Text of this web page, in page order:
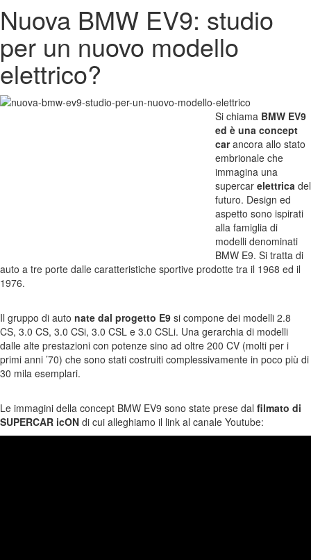
Nuova BMW EV9: studio
per un nuovo modello
elettrico?
Si chiama BMW EV9
ed è una concept
carancora allo stato
embrionale che
immagina una
supercar elettrica del
futuro. Design ed
aspetto sono ispirati
alla famiglia di
modelli denominati
BMW E9. Si tratta di
auto a tre porte dalle caratteristiche sportive prodotte tra il 1968 ed il
1976.
Il gruppo di auto nate dal progetto E9 si compone dei modelli 2.8
CS, 3.0 CS, 3.0 CSi, 3.0 CSL e 3.0 CSLi. Una gerarchia di modelli
dalle alte prestazioni con potenze sino ad oltre 200 CV (molti per i
primi anni ’70) che sono stati costruiti complessivamente in poco più di
30 mila esemplari.
Le immagini della concept BMW EV9 sono state prese dal filmato di
SUPERCAR icON di cui alleghiamo il link al canale Youtube: